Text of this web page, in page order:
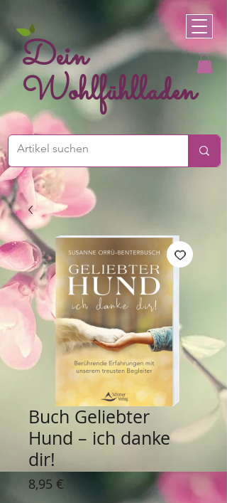
Dein
Wohlfühlladen
Buch Geliebter
Hund – ich danke
dir!
8,95 €